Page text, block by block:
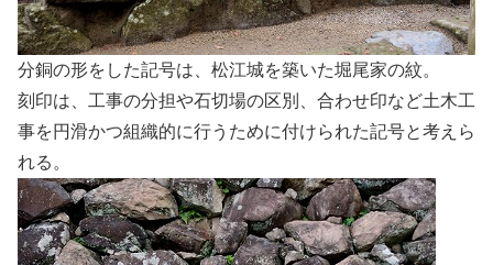
分銅の形をした記号は、松江城を築いた堀尾家の紋。
刻印は、工事の分担や石切場の区別、合わせ印など土木工
事を円滑かつ組織的に行うために付けられた記号と考えら
れる。